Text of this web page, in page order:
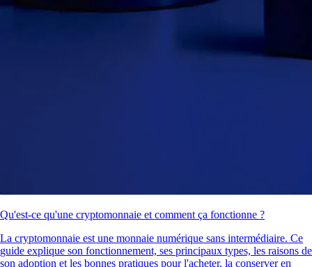
Qu'est-ce qu'une cryptomonnaie et comment ça fonctionne ?
La cryptomonnaie est une monnaie numérique sans intermédiaire. Ce
guide explique son fonctionnement, ses principaux types, les raisons de
son adoption et les bonnes pratiques pour l'acheter, la conserver en